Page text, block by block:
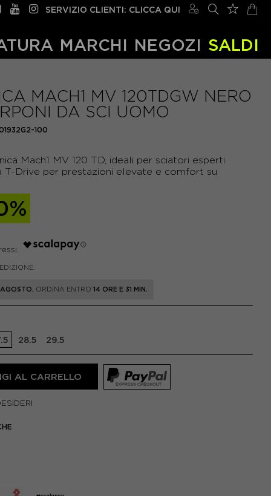
SERVIZIO CLIENTI: CLICCA QUI
MARCHI NEGOZI SALDI
MACH1 MV 120TDGW NERO
DA SCI UOMO
100
Mach1 MV 120 TD, ideali per sciatori esperti.
T-Drive per prestazioni elevate e comfort su
ORDINA ENTRO 14 ORE E 31 MIN.
28.5 29.5
AL CARRELLO